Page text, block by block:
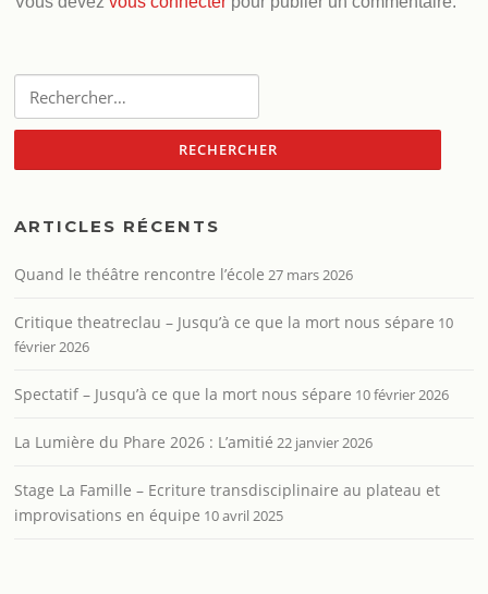
ARTICLES RÉCENTS
Quand le théâtre rencontre l’école 27 mars 2026
Critique theatreclau – Jusqu’à ce que la mort nous sépare 10
février 2026
Spectatif – Jusqu’à ce que la mort nous sépare 10 février 2026
La Lumière du Phare 2026 : L’amitié 22 janvier 2026
Stage La Famille – Ecriture transdisciplinaire au plateau et
improvisations en équipe 10 avril 2025